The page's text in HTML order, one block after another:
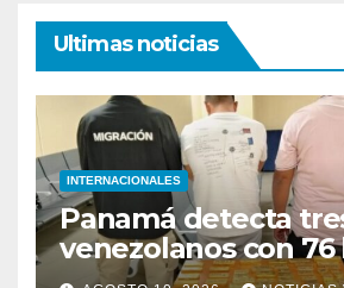
Ultimas noticias
INTERNACIONALES
Panamá detecta
venezolanos con 76
oro sin declarar en